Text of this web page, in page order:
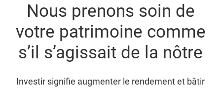
Nous prenons soin de
votre patrimoine comme
s’il s’agissait de la nôtre
Investir signifie augmenter le rendement et bâtir